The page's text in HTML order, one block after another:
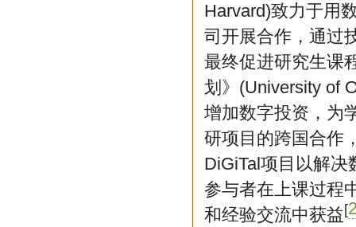
Harvard)致力于用
司开展合作，通过
最终促进研究生课
划》(University of
增加数字投资，为
研项目的跨国合作
DiGiTal项目以解
参与者在上课过程
和经验交流中获益[